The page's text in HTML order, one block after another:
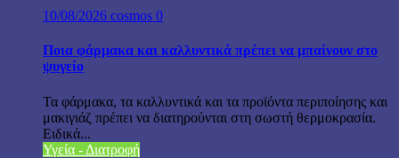
10/08/2026 cosmos 0
Ποια φάρμακα και καλλυντικά πρέπει να μπαίνουν στο
ψυγείο
Τα φάρμακα, τα καλλυντικά και τα προϊόντα περιποίησης και
μακιγιάζ πρέπει να διατηρούνται στη σωστή θερμοκρασία.
Ειδικά...
Υγεία - Διατροφή